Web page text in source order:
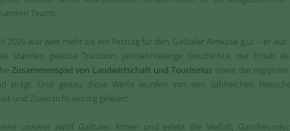
Teams.
2026 war weit mehr als ein Festtag für den Gailtaler Almkäse g.U. – er
standen gelebte Tradition, jahrzehntelange Geschichte, der Erhalt
Zusammenspiel von Landwirtschaft und Tourismus sowie die
prägt. Und genau diese Werte wurden von den zahlreichen
und Zuversicht würdig gefeiert.
unserer zwölf Gailtaler Almen und erlebt die Vielfalt,